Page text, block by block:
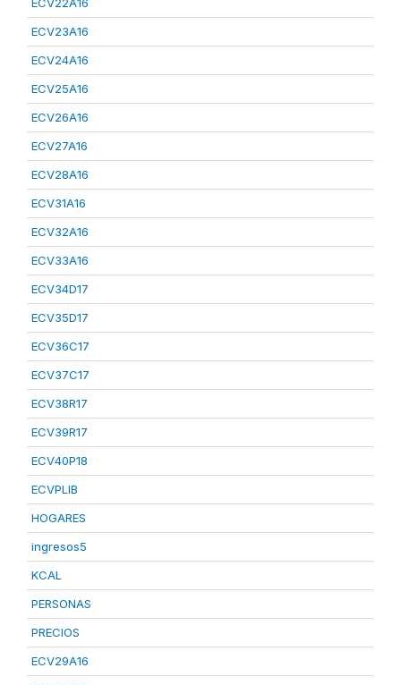
ECV23A16
ECV24A16
ECV25A16
ECV26A16
ECV27A16
ECV28A16
ECV31A16
ECV32A16
ECV33A16
ECV34D17
ECV35D17
ECV36C17
ECV37C17
ECV38R17
ECV39R17
ECV40P18
ECVPLIB
HOGARES
ingresos5
KCAL
PERSONAS
PRECIOS
ECV29A16